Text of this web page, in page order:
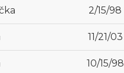
2/15/98
11/21/03
10/15/98